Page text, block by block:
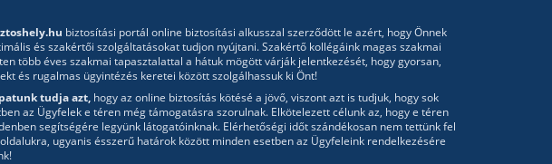
biztosítási portál online biztosítási alkusszal szerződött le azért, hogy Önnek
és szakértői szolgáltatásokat tudjon nyújtani. Szakértő kollégáink magas szakmai
több éves szakmai tapasztalattal a hátuk mögött várják jelentkezését, hogy gyorsan,
és rugalmas ügyintézés keretei között szolgálhassuk ki Önt!
tudja azt,hogy az online biztosítás kötésé a jövő, viszont azt is tudjuk, hogy sok
az Ügyfelek e téren még támogatásra szorulnak. Elkötelezett célunk az, hogy e téren
segítségére legyünk látogatóinknak. Elérhetőségi időt szándékosan nem tettünk fel
ugyanis ésszerű határok között minden esetben az Ügyfeleink rendelkezésére